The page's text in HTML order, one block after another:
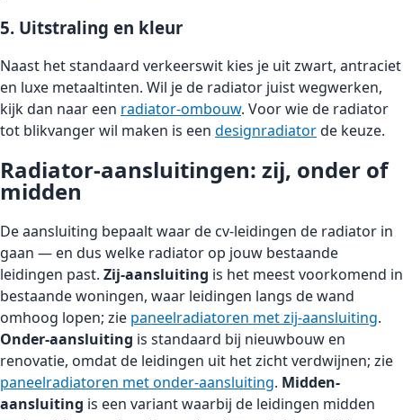
5. Uitstraling en kleur
Naast het standaard verkeerswit kies je uit zwart, antraciet
en luxe metaaltinten. Wil je de radiator juist wegwerken,
kijk dan naar een radiator-ombouw. Voor wie de radiator
tot blikvanger wil maken is een designradiatorde keuze.
Radiator-aansluitingen: zij, onder of
midden
De aansluiting bepaalt waar de cv-leidingen de radiator in
gaan — en dus welke radiator op jouw bestaande
leidingen past. Zij-aansluiting is het meest voorkomend in
bestaande woningen, waar leidingen langs de wand
omhoog lopen; zie paneelradiatoren met zij-aansluiting.
Onder-aansluiting is standaard bij nieuwbouw en
renovatie, omdat de leidingen uit het zicht verdwijnen; zie
paneelradiatoren met onder-aansluiting. Midden-
aansluiting is een variant waarbij de leidingen midden